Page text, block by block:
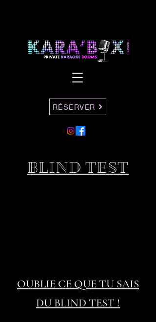
RÉSERVER
BLIND TEST
OUBLIE CE QUE TU SAIS
DU BLIND TEST !